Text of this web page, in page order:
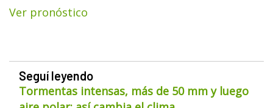
Ver pronóstico
Seguí leyendo
Tormentas intensas, más de 50 mm y luego